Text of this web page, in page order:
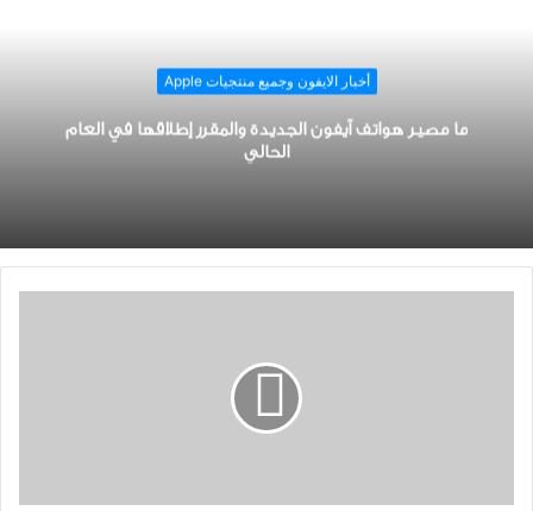
أخبار الايفون وجميع منتجيات Apple
ما مصير ﻫﻮﺍﺗﻒ آﻳﻔﻮﻥ الجديدة والمقرر إطلاقها في العام
الحالي